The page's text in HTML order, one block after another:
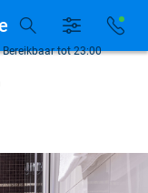
Bereikbaar tot 23:00